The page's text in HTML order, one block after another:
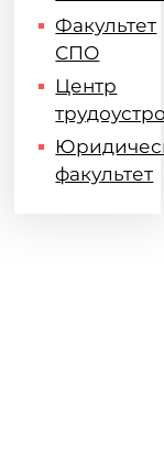
Факультет
СПО
Центр
факультет